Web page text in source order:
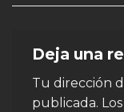
Deja una
Tu dirección
publicada.